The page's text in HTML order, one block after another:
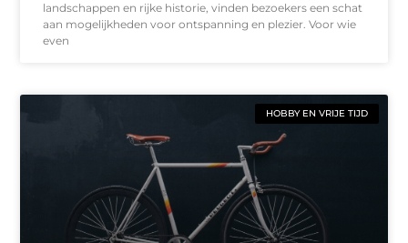
landschappen en rijke historie, vinden bezoekers een schat
aan mogelijkheden voor ontspanning en plezier. Voor wie
even
HOBBY EN VRIJE TIJD